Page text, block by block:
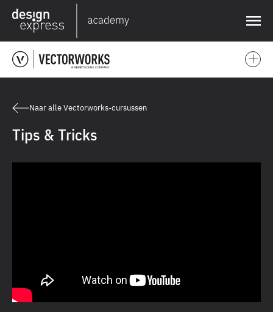
❌
Naar alle Vectorworks-cursussen
Tips & Tricks